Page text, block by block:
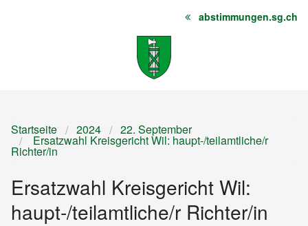
Startseite
Sitemap abstimmungen.sg.ch
Startseite 2024 22. September
Ersatzwahl Kreisgericht Wil: haupt-/teilamtliche/r
Richter/in
Ersatzwahl Kreisgericht Wil:
haupt-/teilamtliche/r Richter/in